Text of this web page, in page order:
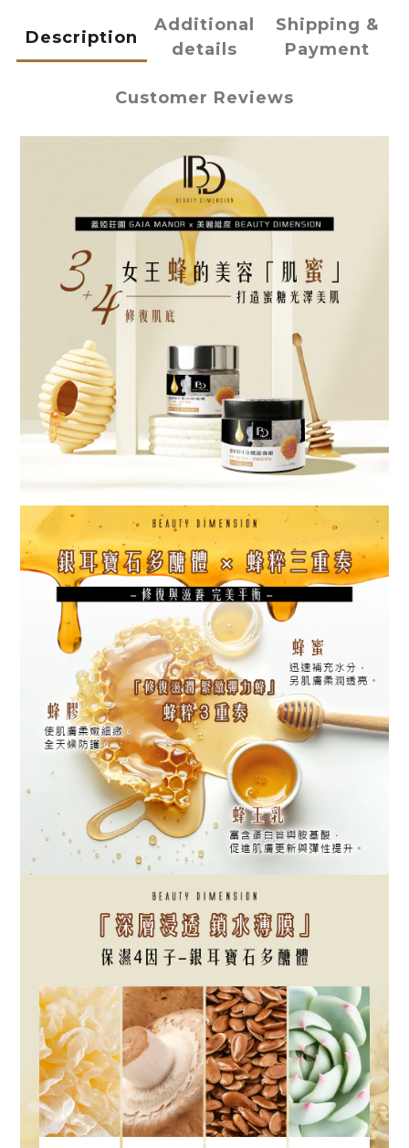
Description
Additional
details
Shipping &
Payment
Customer Reviews